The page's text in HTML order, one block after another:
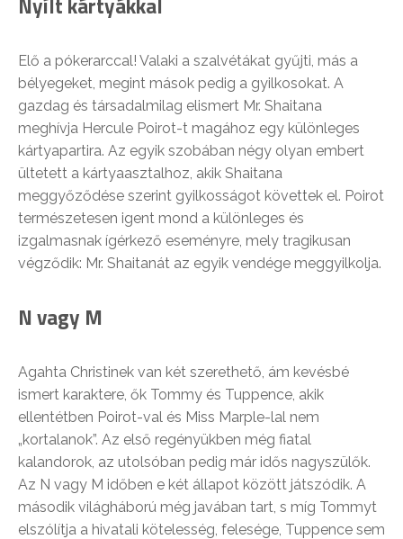
Elő a pókerarccal! Valaki a szalvétákat gyűjti, más a
bélyegeket, megint mások pedig a gyilkosokat. A
gazdag és társadalmilag elismert Mr. Shaitana
meghívja Hercule Poirot-t magához egy különleges
kártyapartira. Az egyik szobában négy olyan embert
ültetett a kártyaasztalhoz, akik Shaitana
meggyőződése szerint gyilkosságot követtek el. Poirot
természetesen igent mond a különleges és
izgalmasnak ígérkező eseményre, mely tragikusan
végződik: Mr. Shaitanát az egyik vendége meggyilkolja.
N vagy M
Agahta Christinek van két szerethető, ám kevésbé
ismert karaktere, ők Tommy és Tuppence, akik
ellentétben Poirot-val és Miss Marple-lal nem
„kortalanok”. Az első regényükben még fiatal
kalandorok, az utolsóban pedig már idős nagyszülők.
Az N vagy M időben e két állapot között játszódik. A
második világháború még javában tart, s míg Tommyt
elszólítja a hivatali kötelesség, felesége, Tuppence sem